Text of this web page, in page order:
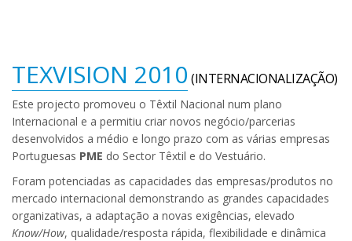
TEXVISION 2010 (INTERNACIONALIZAÇÃO)
Este projecto promoveu o Têxtil Nacional num plano
Internacional e a permitiu criar novos negócio/parcerias
desenvolvidos a médio e longo prazo com as várias empresas
Portuguesas PME do Sector Têxtil e do Vestuário.
Foram potenciadas as capacidades das empresas/produtos no
mercado internacional demonstrando as grandes capacidades
organizativas, a adaptação a novas exigências, elevado
Know/How, qualidade/resposta rápida, flexibilidade e dinâmica